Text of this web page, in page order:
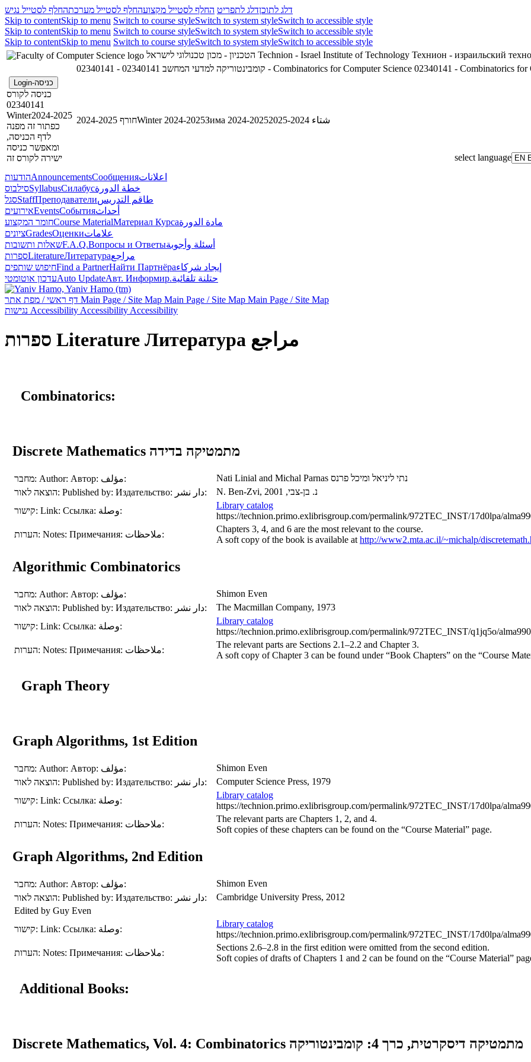
דלג לתוכןדלג לתפריט החלף לסטייל מקצועהחלף לסטייל מערכתהחלף לסטייל נגיש
Skip to contentSkip to menu Switch to course styleSwitch to system styleSwitch to accessible style
Skip to contentSkip to menu Switch to course styleSwitch to system styleSwitch to accessible style
Skip to contentSkip to menu Switch to course styleSwitch to system styleSwitch to accessible style
Technion - Israel Institute of Technology Технион - израильский
02340141 - קומבינטוריקה למדעי המחשב 02340141 - Combinatorics for Computer Science 02340141 - Combinatorics for
כניסה-Login
כניסה לקורס
02340141
Winter2024-2025
כפתור זה מפנה
לדף הכניסה,
ומאפשר כניסה
ישירה לקורס זה
חורף 2024-2025Winter 2024-2025Зима 2024-2025 شتاء 2024-2025
select language
הודעותAnnouncementsСообщенияاعلانات
סילבוסSyllabusСилабусخطة الدورة
סגלStaffПреподавателиطاقم التدريس
אירועיםEventsСобытияأحداث
חומר המקצועCourse MaterialМатериал Курсаمادة الدورة
ציוניםGradesОценкиعلامات
שאלות ותשובותF.A.Q.Вопросы и Ответыأسئلة وأجوبة
ספרותLiteratureЛитератураمراجع
חיפוש שותפיםFind a PartnerНайти Партнёраإيجاد شركاء
עדכון אוטומטיAuto UpdateАвт. Информир.حتلنة تلقائية
Main Page / Site Map Main Page / Site Map Main Page / Site Map
Accessibility Accessibility Accessibility
ספרות Literature Литература مراجع
Combinatorics:
Discrete Mathematics מתמטיקה בדידה
מחבר: Author: Автор: مؤلف:
Nati Linial and Michal Parnas נתי ליניאל ומיכל פרנס
הוצאה לאור: Published by: Издательство: دار نشر:
N. Ben-Zvi, 2001 ,נ. בן-צבי
קישור: Link: Ссылка: وصلة:
Library catalog
https://technion.primo.exlibrisgroup.com/permalink/972TEC_INST/17d0lpa/
הערות: Notes: Примечания: ملاحظات:
Chapters 3, 4, and 6 are the most relevant to the course.
A soft copy of the book is available at http://www2.mta.ac.il/~michalp/
Algorithmic Combinatorics
מחבר: Author: Автор: مؤلف:
Shimon Even
הוצאה לאור: Published by: Издательство: دار نشر:
The Macmillan Company, 1973
קישור: Link: Ссылка: وصلة:
Library catalog
https://technion.primo.exlibrisgroup.com/permalink/972TEC_INST/q1jq5o/
הערות: Notes: Примечания: ملاحظات:
The relevant parts are Sections 2.1–2.2 and Chapter 3.
A soft copy of Chapter 3 can be found under “Book Chapters” on the “Course
Graph Theory
Graph Algorithms, 1st Edition
מחבר: Author: Автор: مؤلف:
Shimon Even
הוצאה לאור: Published by: Издательство: دار نشر:
Computer Science Press, 1979
קישור: Link: Ссылка: وصلة:
Library catalog
https://technion.primo.exlibrisgroup.com/permalink/972TEC_INST/17d0lpa/
הערות: Notes: Примечания: ملاحظات:
The relevant parts are Chapters 1, 2, and 4.
Soft copies of these chapters can be found on the “Course Material” page.
Graph Algorithms, 2nd Edition
מחבר: Author: Автор: مؤلف:
Shimon Even
הוצאה לאור: Published by: Издательство: دار نشر:
Cambridge University Press, 2012
Edited by Guy Even
קישור: Link: Ссылка: وصلة:
Library catalog
https://technion.primo.exlibrisgroup.com/permalink/972TEC_INST/17d0lpa/
הערות: Notes: Примечания: ملاحظات:
Sections 2.6–2.8 in the first edition were omitted from the second edition.
Soft copies of drafts of Chapters 1 and 2 can be found on the “Course Material”
Additional Books:
Discrete Mathematics, Vol. 4: Combinatorics מתמטיקה דיסקרטית, כרך 4: קומבינטוריקה